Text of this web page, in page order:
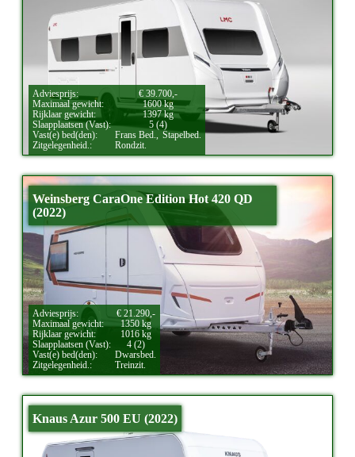
Adviesprijs:
€ 39.700,-
Maximaal gewicht:
1600 kg
Rijklaar gewicht:
1397 kg
Slaapplaatsen (Vast):
5 (4)
Vast(e) bed(den):
Frans Bed., Stapelbed.
Zitgelegenheid.:
Rondzit.
Weinsberg CaraOne Edition Hot 420 QD
(2022)
Adviesprijs:
€ 21.290,-
Maximaal gewicht:
1350 kg
Rijklaar gewicht:
1016 kg
Slaapplaatsen (Vast):
4 (2)
Vast(e) bed(den):
Dwarsbed.
Zitgelegenheid.:
Treinzit.
Knaus Azur 500 EU (2022)